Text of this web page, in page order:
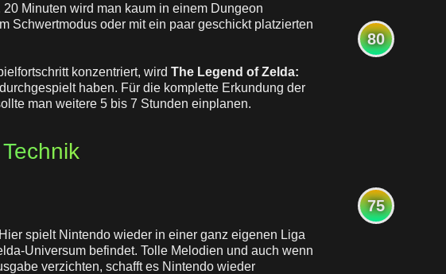
Minuten wird man kaum in einem Dungeon
Schwertmodus oder mit ein paar geschickt platzierten
konzentriert, wird The Legend of Zelda:
haben. Für die komplette Erkundung der
man weitere 5 bis 7 Stunden einplanen.
Technik
spielt Nintendo wieder in einer ganz eigenen Liga
Universum befindet. Tolle Melodien und auch wenn
verzichten, schafft es Nintendo wieder
80
75